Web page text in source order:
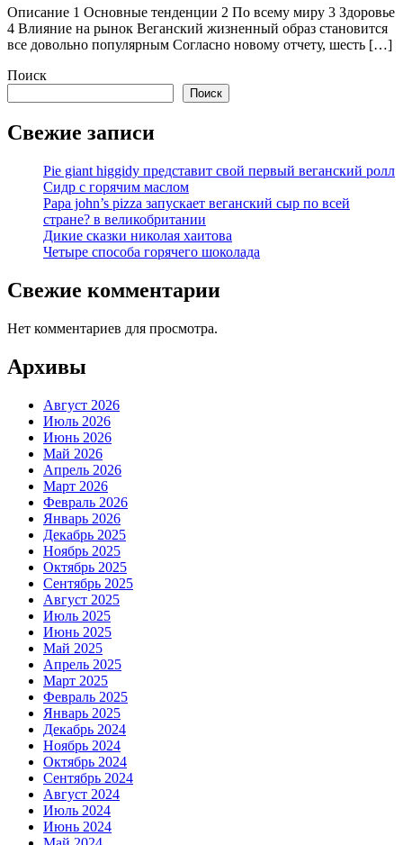
Описание 1 Основные тенденции 2 По всему миру 3 Здоровье
4 Влияние на рынок Веганский жизненный образ становится
все довольно популярным Согласно новому отчету, шесть […]
Поиск
Поиск
Свежие записи
Pie giant higgidy представит свой первый веганский ролл
Сидр с горячим маслом
Papa john’s pizza запускает веганский сыр по всей
стране? в великобритании
Дикие сказки николая хаитова
Четыре способа горячего шоколада
Свежие комментарии
Нет комментариев для просмотра.
Архивы
Август 2026
Июль 2026
Июнь 2026
Май 2026
Апрель 2026
Март 2026
Февраль 2026
Январь 2026
Декабрь 2025
Ноябрь 2025
Октябрь 2025
Сентябрь 2025
Август 2025
Июль 2025
Июнь 2025
Май 2025
Апрель 2025
Март 2025
Февраль 2025
Январь 2025
Декабрь 2024
Ноябрь 2024
Октябрь 2024
Сентябрь 2024
Август 2024
Июль 2024
Июнь 2024